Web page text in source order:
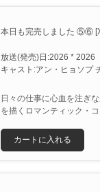
本日も完売しました ⑤⑥
放送(発売)日:2026 * 2026
キャスト:アン・ヒョソプ
日々の仕事に心血を注ぎ
を描くロマンティック・コ
カートに入れる